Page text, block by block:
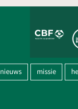
nieuws missie